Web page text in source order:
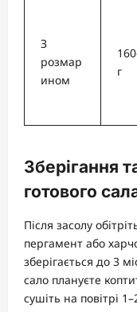
З
розмар
ином
г
Зберігання
готового
Після засолу
пергамент або
зберігається до 3
сало плануєте
сушіть на повітрі